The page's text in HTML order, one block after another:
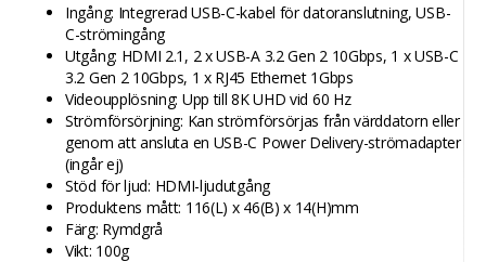
Ingång: Integrerad USB-C-kabel för datoranslutning, USB-
C-strömingång
Utgång: HDMI 2.1, 2 x USB-A 3.2 Gen 2 10Gbps, 1 x USB-C
3.2 Gen 2 10Gbps, 1 x RJ45 Ethernet 1Gbps
Videoupplösning: Upp till 8K UHD vid 60 Hz
Strömförsörjning: Kan strömförsörjas från värddatorn eller
genom att ansluta en USB-C Power Delivery-strömadapter
(ingår ej)
Stöd för ljud: HDMI-ljudutgång
Produktens mått: 116(L) x 46(B) x 14(H)mm
Färg: Rymdgrå
Vikt: 100g